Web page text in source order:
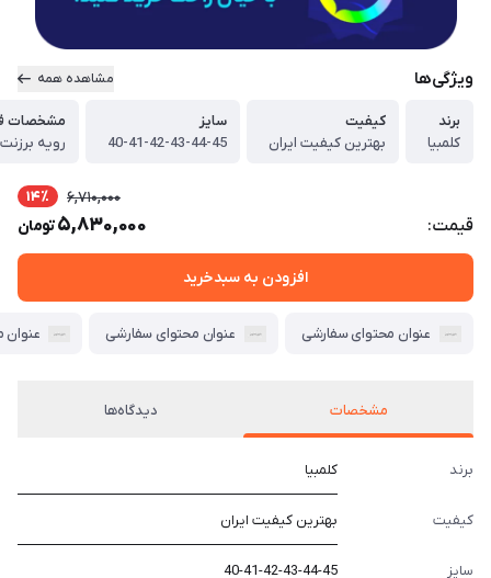
ویژگی‌ها مشاهده همه
برند
کلمبیا
کیفیت
بهترین کیفیت ایران
سایز
40-41-42-43-44-45
مشخصات
رویه برزنت
قیمت:
6,710,000 14٪
5,830,000تومان
افزودن به سبدخرید
عنوان محتوای سفارشی عنوان محتوای سفارشی عنوان
مشخصات دیدگاه‌ها
برند کلمبیا
کیفیت بهترین کیفیت ایران
سایز 40-41-42-43-44-45